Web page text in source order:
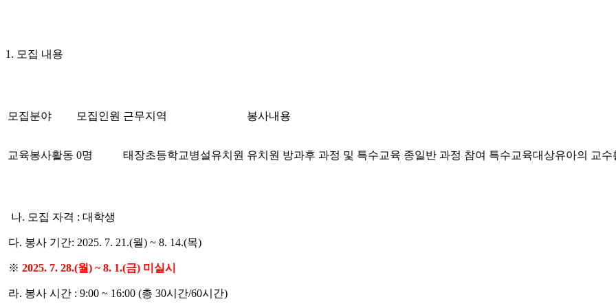
1. 모집 내용
모집분야 모집인원 근무지역 봉사내용
교육봉사활동 0명 태장초등학교병설유치원 유치원 방과후 과정 및 특수교육 종일반 과정 참여 특수교육대상유아의 교수
나. 모집 자격 : 대학생
다. 봉사 기간: 2025. 7. 21.(월) ~ 8. 14.(목)
※ 2025. 7. 28.(월) ~ 8. 1.(금) 미실시
라. 봉사 시간 : 9:00 ~ 16:00 (총 30시간/60시간)